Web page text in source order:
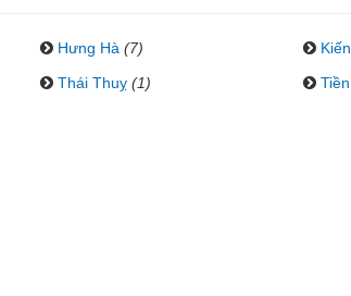
Hưng Hà (7)
Thái Thuỵ (1)